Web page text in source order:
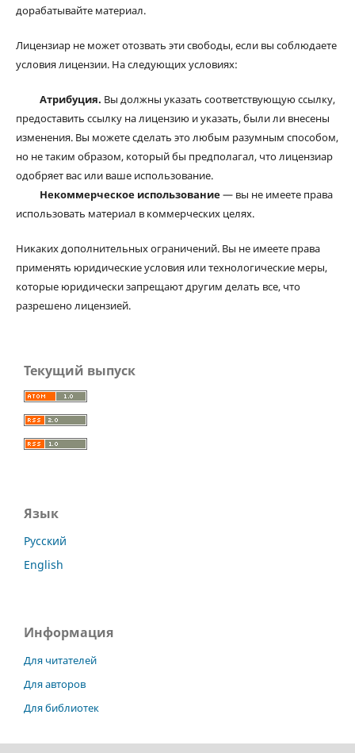
дорабатывайте материал.
Лицензиар не может отозвать эти свободы, если вы соблюдаете
условия лицензии. На следующих условиях:
Атрибуция. Вы должны указать соответствующую ссылку,
предоставить ссылку на лицензию и указать, были ли внесены
изменения. Вы можете сделать это любым разумным способом,
но не таким образом, который бы предполагал, что лицензиар
одобряет вас или ваше использование.
Некоммерческое использование— вы не имеете права
использовать материал в коммерческих целях.
Никаких дополнительных ограничений. Вы не имеете права
применять юридические условия или технологические меры,
которые юридически запрещают другим делать все, что
разрешено лицензией.
Текущий выпуск
Язык
Русский
English
Информация
Для читателей
Для авторов
Для библиотек